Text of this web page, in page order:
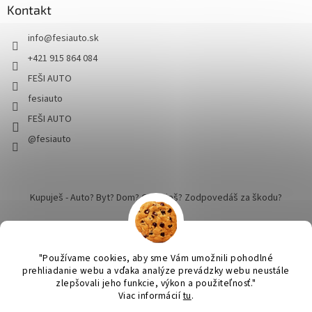
"Používame cookies, aby sme Vám umožnili pohodlné
prehliadanie webu a vďaka analýze prevádzky webu neustále
zlepšovali jeho funkcie, výkon a použiteľnosť."
Viac informáciítu.
Kontakt
info@fesiauto.sk
+421 915 864 084
FEŠI AUTO
fesiauto
FEŠI AUTO
@fesiauto
Kupuješ - Auto? Byt? Dom? Cestuješ? Zodpovedáš za škodu?
Vytvoril Shoptet